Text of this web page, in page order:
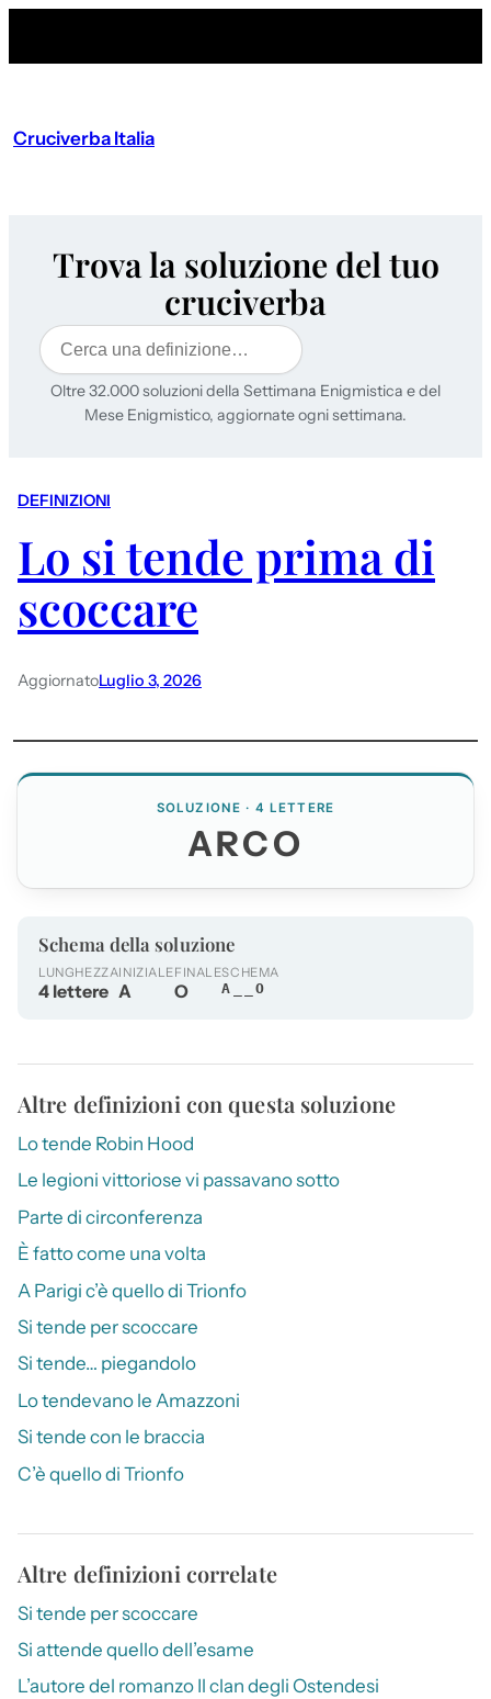
Cruciverba Italia
Trova la soluzione del tuo
cruciverba
Cerca
Oltre 32.000 soluzioni della Settimana Enigmistica e del
Mese Enigmistico, aggiornate ogni settimana.
DEFINIZIONI
Lo si tende prima di
scoccare
AggiornatoLuglio 3, 2026
SOLUZIONE · 4 LETTERE
ARCO
Schema della soluzione
LUNGHEZZA
4 lettere
INIZIALE
A
FINALE
O
SCHEMA
A__O
Altre definizioni con questa soluzione
Lo tende Robin Hood
Le legioni vittoriose vi passavano sotto
Parte di circonferenza
È fatto come una volta
A Parigi c’è quello di Trionfo
Si tende per scoccare
Si tende… piegandolo
Lo tendevano le Amazzoni
Si tende con le braccia
C’è quello di Trionfo
Altre definizioni correlate
Si tende per scoccare
Si attende quello dell’esame
L’autore del romanzo Il clan degli Ostendesi